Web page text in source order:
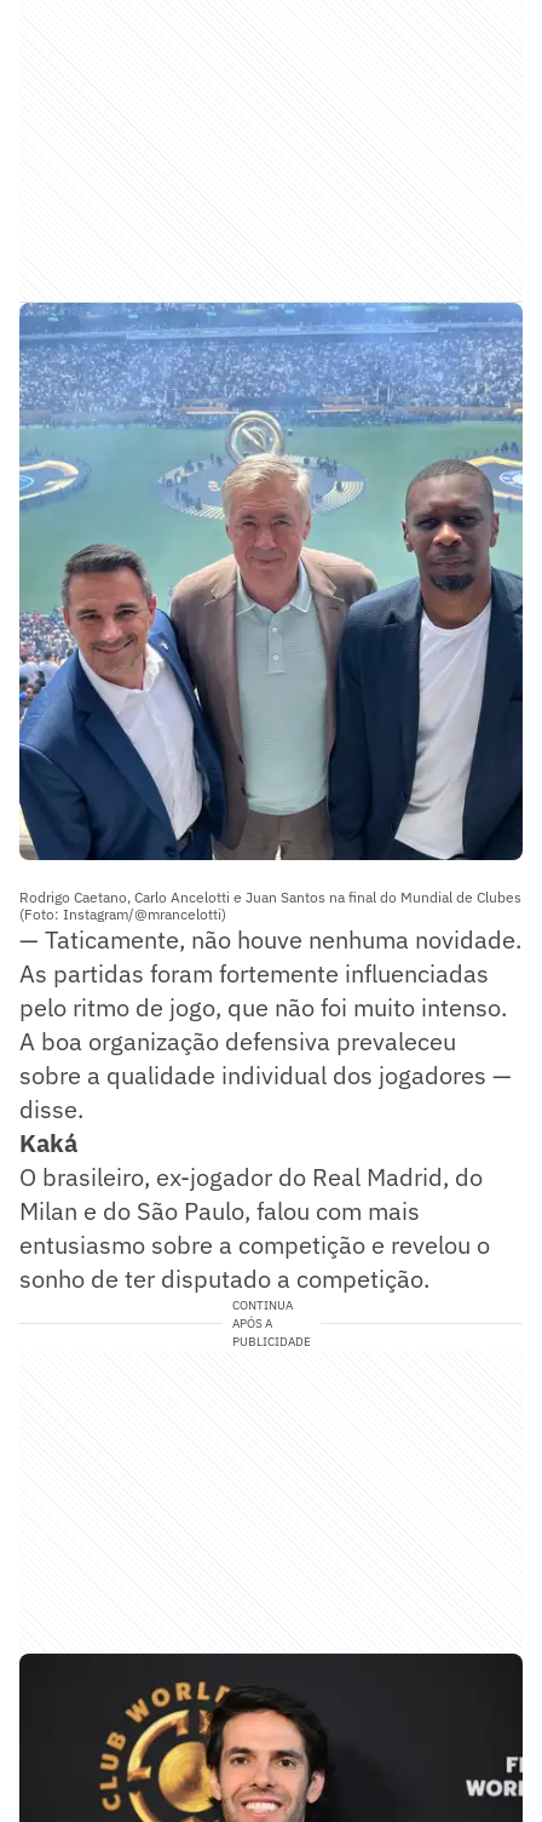
Rodrigo Caetano, Carlo Ancelotti e Juan Santos na final do Mundial de Clubes
(Foto: Instagram/@mrancelotti)
— Taticamente, não houve nenhuma novidade.
As partidas foram fortemente influenciadas
pelo ritmo de jogo, que não foi muito intenso.
A boa organização defensiva prevaleceu
sobre a qualidade individual dos jogadores —
disse.
Kaká
O brasileiro, ex-jogador do Real Madrid, do
Milan e do São Paulo, falou com mais
entusiasmo sobre a competição e revelou o
sonho de ter disputado a competição.
CONTINUA
APÓS A
PUBLICIDADE